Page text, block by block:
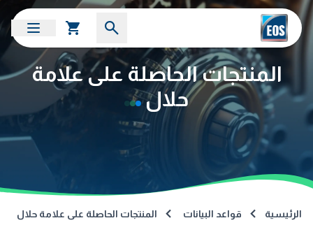
المنتجات الحاصلة على علامة
حلال
الرئيسية قواعد البيانات المنتجات الحاصلة على علامة حلال